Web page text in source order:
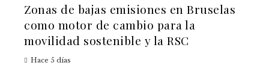
Zonas de bajas emisiones en Bruselas
como motor de cambio para la
movilidad sostenible y la RSC
Hace 5 días